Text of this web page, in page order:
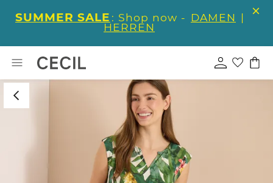
SUMMER SALE : Shop now - DAMEN |
HERREN